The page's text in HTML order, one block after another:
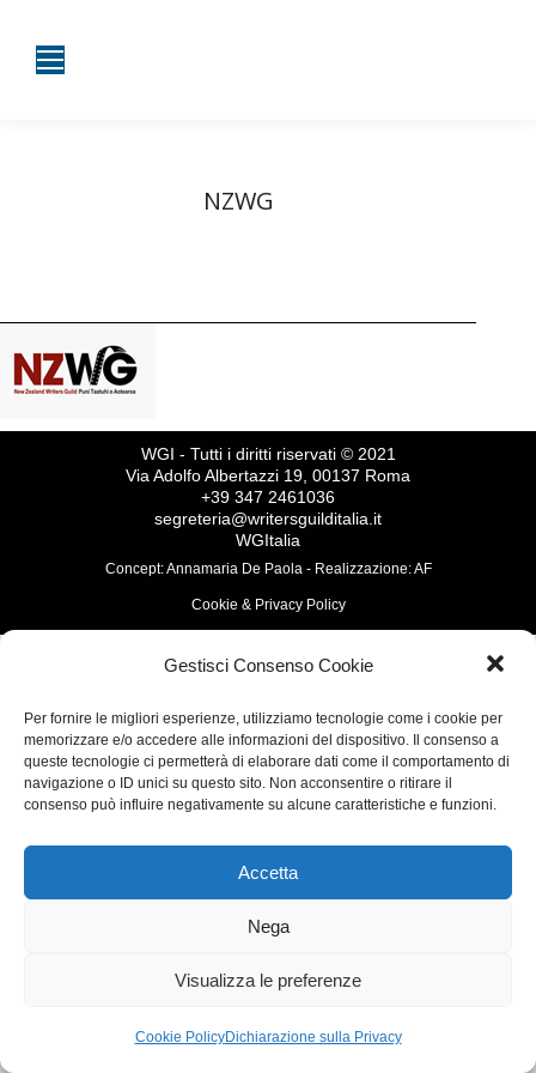
Gestisci Consenso Cookie
Per fornire le migliori esperienze, utilizziamo tecnologie come i cookie per
memorizzare e/o accedere alle informazioni del dispositivo. Il consenso a
queste tecnologie ci permetterà di elaborare dati come il comportamento di
navigazione o ID unici su questo sito. Non acconsentire o ritirare il
consenso può influire negativamente su alcune caratteristiche e funzioni.
Accetta
Nega
Visualizza le preferenze
Cookie PolicyDichiarazione sulla Privacy
NZWG
WGI - Tutti i diritti riservati © 2021
Via Adolfo Albertazzi 19, 00137 Roma
+39 347 2461036
segreteria@writersguilditalia.it
WGItalia
Concept: Annamaria De Paola - Realizzazione:AF
Cookie & Privacy Policy